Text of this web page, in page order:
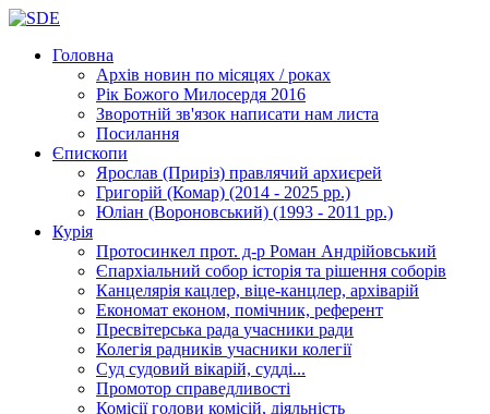
Головна
Архів новин по місяцях / роках
Рік Божого Милосердя 2016
Зворотній зв'язок написати нам листа
Посилання
Єпископи
Ярослав (Приріз) правлячий архиєрей
Григорій (Комар) (2014 - 2025 рр.)
Юліан (Вороновський) (1993 - 2011 рр.)
Курія
Протосинкел прот. д-р Роман Андрійовський
Єпархіальний собор історія та рішення соборів
Канцелярія кацлер, віце-канцлер, архіварій
Економат економ, помічник, референт
Пресвітерська рада учасники ради
Колегія радників учасники колегії
Суд судовий вікарій, судді...
Промотор справедливості
Комісіїголови комісій, діяльність